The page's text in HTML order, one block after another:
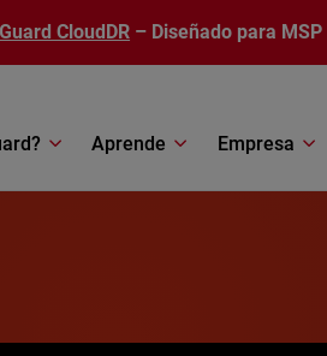
CloudDR – Diseñado para MSP
Aprende Empresa